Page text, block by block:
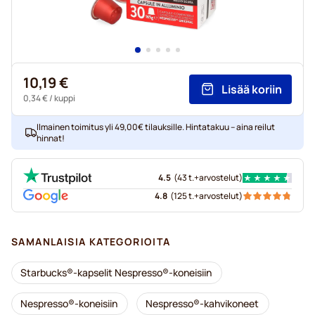
10,19 €
0,34 €/ kuppi
Lisää koriin
Ilmainen toimitus yli 49,00€ tilauksille. Hintatakuu – aina reilut
hinnat!
4.5 (43 t.+arvostelut)
4.8 (125 t.+arvostelut)
SAMANLAISIA KATEGORIOITA
Starbucks®-kapselit Nespresso®-koneisiin
Nespresso®-koneisiin Nespresso®-kahvikoneet